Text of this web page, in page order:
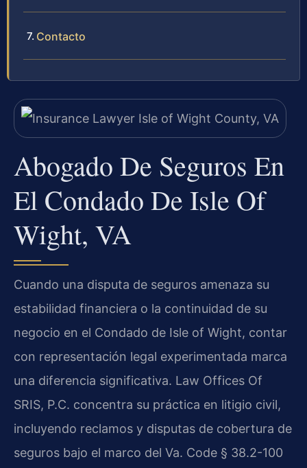
Contacto
Abogado De Seguros En
El Condado De Isle Of
Wight, VA
Cuando una disputa de seguros amenaza su
estabilidad financiera o la continuidad de su
negocio en el Condado de Isle of Wight, contar
con representación legal experimentada marca
una diferencia significativa. Law Offices Of
SRIS, P.C. concentra su práctica en litigio civil,
incluyendo reclamos y disputas de cobertura de
seguros bajo el marco del Va. Code § 38.2-100